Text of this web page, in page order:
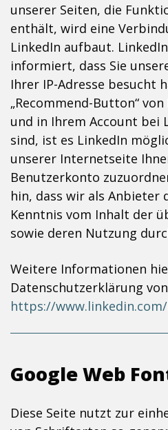
unserer Seiten, die
enthält, wird eine
LinkedIn aufbaut.
informiert, dass Sie
Ihrer IP-Adresse besucht
„Recommend-Button“
und in Ihrem Account bei
sind, ist es LinkedIn
unserer Internetseite
Benutzerkonto
hin, dass wir als Anbieter
Kenntnis vom Inhalt der
sowie deren Nutzung
Weitere Informationen
Datenschutzerklärung
https://
Google Web
Diese Seite nutzt zur